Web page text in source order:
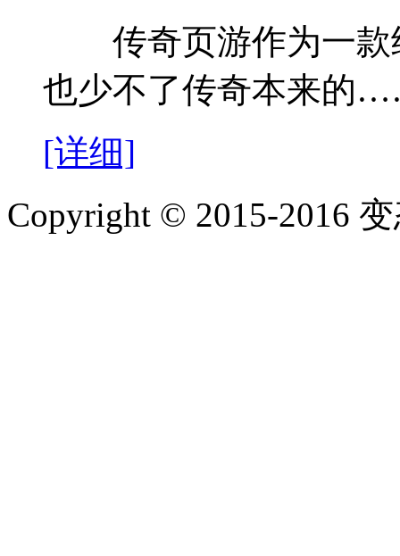
传奇页游作为一款
也少不了传奇本来的
[详细]
Copyright © 2015-2016